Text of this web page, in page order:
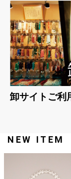
卸サイトご利
NEW ITEM